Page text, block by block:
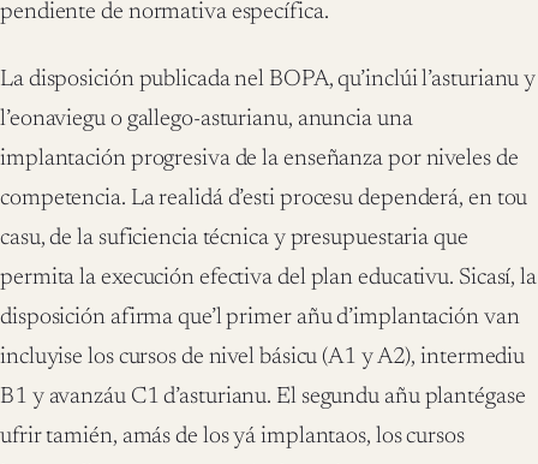
pendiente de normativa específica.
La disposición publicada nel BOPA, qu’inclúi l’asturianu y
l’eonaviegu o gallego-asturianu, anuncia una
implantación progresiva de la enseñanza por niveles de
competencia. La realidá d’esti procesu dependerá, en tou
casu, de la suficiencia técnica y presupuestaria que
permita la execución efectiva del plan educativu. Sicasí, la
disposición afirma que’l primer añu d’implantación van
incluyise los cursos de nivel básicu (A1 y A2), intermediu
B1 y avanzáu C1 d’asturianu. El segundu añu plantégase
ufrir tamién, amás de los yá implantaos, los cursos